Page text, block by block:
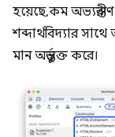
হয়েছে, কম
শব্দার্থবিদ্যার
মান অন্তর্ভুক্ত করে।